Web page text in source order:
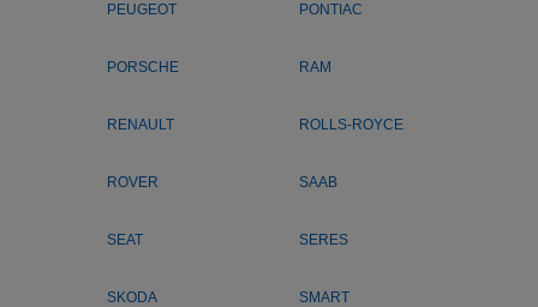
PEUGEOT PONTIAC
PORSCHE RAM
RENAULT ROLLS-ROYCE
ROVER SAAB
SEAT SERES
SKODA SMART